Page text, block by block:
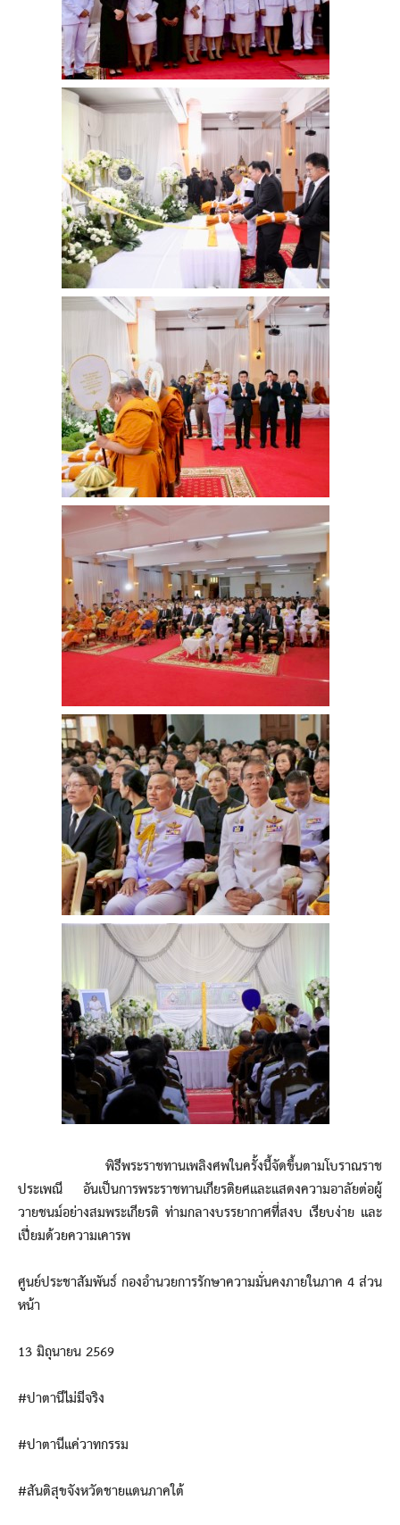
พิธีพระราชทานเพลิงศพในครั้งนี้จัดขึ้นตามโบราณราช
ประเพณี อันเป็นการพระราชทานเกียรติยศและแสดงความอาลัยต่อผู้
วายชนม์อย่างสมพระเกียรติ ท่ามกลางบรรยากาศที่สงบ เรียบง่าย และ
เปี่ยมด้วยความเคารพ
ศูนย์ประชาสัมพันธ์ กองอำนวยการรักษาความมั่นคงภายในภาค 4 ส่วน
หน้า
13 มิถุนายน 2569
#ปาตานีไม่มีจริง
#ปาตานีแค่วาทกรรม
#สันติสุขจังหวัดชายแดนภาคใต้